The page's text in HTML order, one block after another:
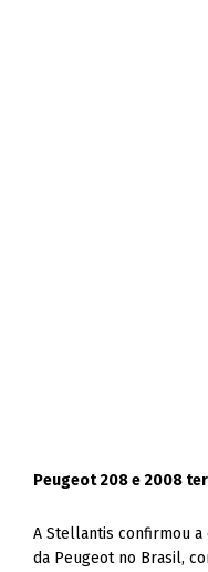
Peugeot 208 e 2008
A Stellantis confirmou
da Peugeot no Brasil,